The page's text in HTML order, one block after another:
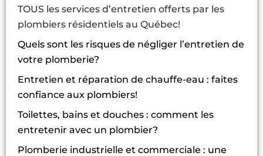
TOUS les services d’entretien offerts par les
plombiers résidentiels au Québec!
Quels sont les risques de négliger l’entretien de
votre plomberie?
Entretien et réparation de chauffe-eau : faites
confiance aux plombiers!
Toilettes, bains et douches : comment les
entretenir avec un plombier?
Plomberie industrielle et commerciale : une